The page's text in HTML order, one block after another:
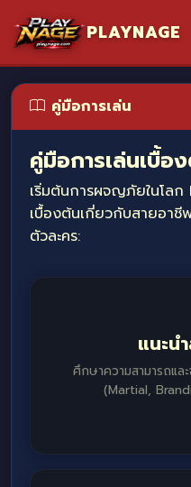
PLAYNAGE
คู่มือการเล่น
คู่มือการเล่นเบื้อ
เริ่มต้นการผจญภัยในโล
เบื้องต้นเกี่ยวกับสายอา
ตัวละคร:
แนะน
ศึกษาความสามารถแ
(Martial,